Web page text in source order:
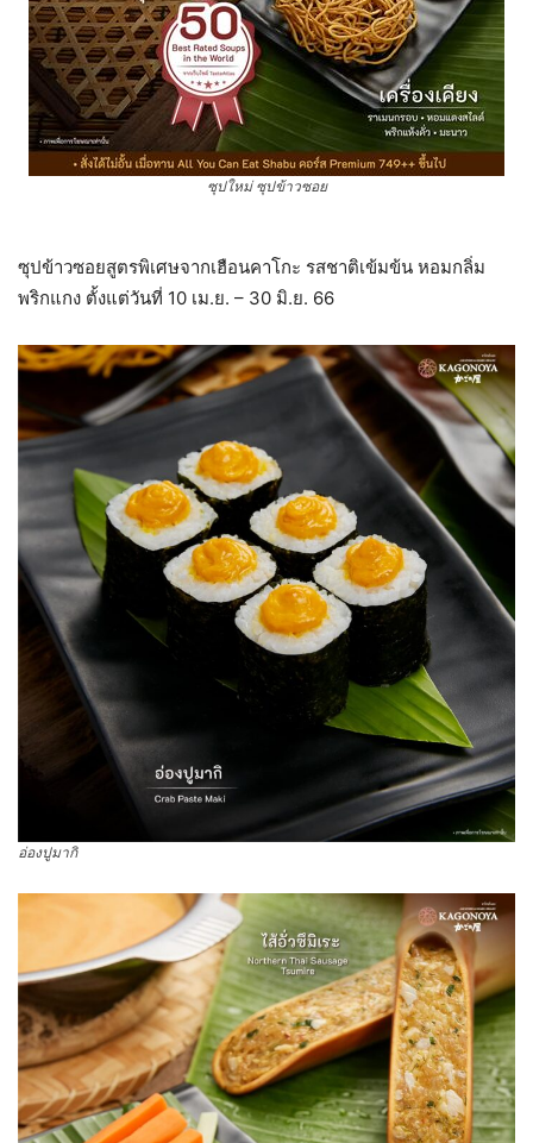
ซุปใหม่ ซุปข้าวซอย
ซุปข้าวซอยสูตรพิเศษจากเฮือนคาโกะ รสชาติเข้มข้น หอมกลิ่ม
พริกแกง ตั้งแต่วันที่ 10 เม.ย. – 30 มิ.ย. 66
อ่องปูมากิ